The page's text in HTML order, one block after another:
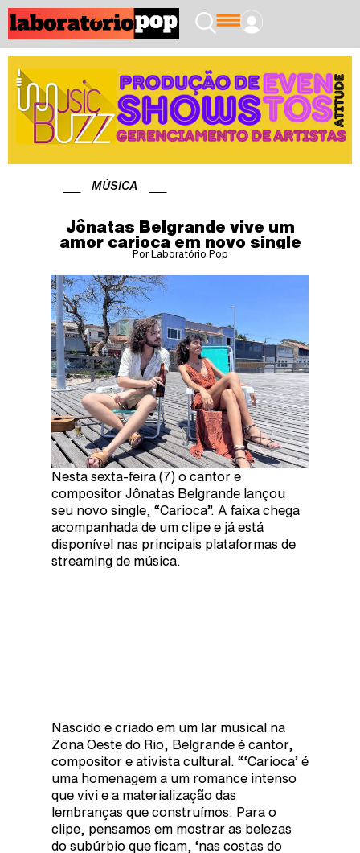
MÚSICA
Jônatas Belgrande vive um
amor carioca em novo single
Por Laboratório Pop
Nesta sexta-feira (7) o cantor e
compositor Jônatas Belgrande lançou
seu novo single, “Carioca”. A faixa chega
acompanhada de um clipe e já está
disponível nas principais plataformas de
streaming de música.
Nascido e criado em um lar musical na
Zona Oeste do Rio, Belgrande é cantor,
compositor e ativista cultural. “‘Carioca’ é
uma homenagem a um romance intenso
que vivi e a materialização das
lembranças que construímos. Para o
clipe, pensamos em mostrar as belezas
do subúrbio que ficam, ‘nas costas do